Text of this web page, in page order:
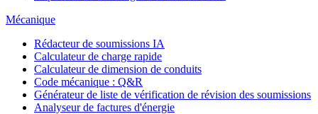
Mécanique
Rédacteur de soumissions IA
Calculateur de charge rapide
Calculateur de dimension de conduits
Code mécanique : Q&R
Générateur de liste de vérification de révision des soumissions
Analyseur de factures d'énergie